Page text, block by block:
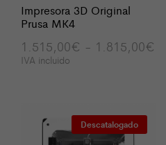
Impresora 3D Original
Prusa MK4
1.515,00€ - 1.815,00€
IVA incluido
Descatalogado